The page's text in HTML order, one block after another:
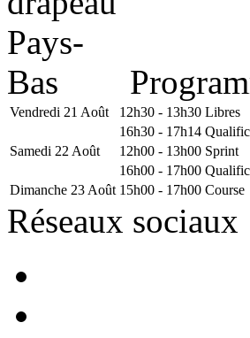
Vendredi 21 Août 12h30 - 13h30 Libres
16h30 - 17h14
Samedi 22 Août
12h00 - 13h00 Sprint
16h00 - 17h00
Dimanche 23 Août 15h00 - 17h00 Course
Réseaux sociaux